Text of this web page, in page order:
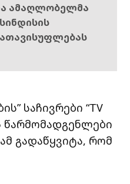
ამაღლობელმა
საჩივრები “TV
წარმომადგენლები
გადაწყვიტა, რომ